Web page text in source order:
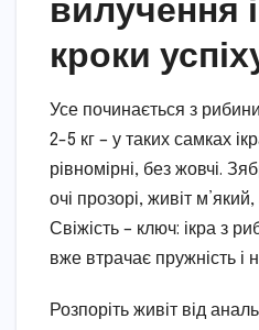
кроки
Усе починається з
2-5 кг – у таких самках
рівномірні, без жовчі.
очі прозорі, живіт
Свіжість – ключ: ікра з
вже втрачає пружність і
Розпоріть живіт від